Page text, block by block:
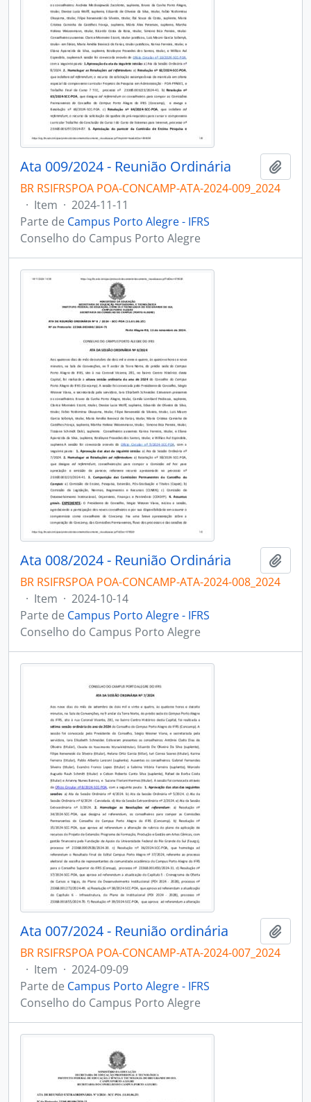
Ata 009/2024 - Reunião Ordinária
BR RSIFRSPOA POA-CONCAMP-ATA-2024-009_2024
· Item · 2024-11-11
Parte de Campus Porto Alegre - IFRS
Conselho do Campus Porto Alegre
Ata 008/2024 - Reunião Ordinária
BR RSIFRSPOA POA-CONCAMP-ATA-2024-008_2024
· Item · 2024-10-14
Parte de Campus Porto Alegre - IFRS
Conselho do Campus Porto Alegre
Ata 007/2024 - Reunião ordinária
BR RSIFRSPOA POA-CONCAMP-ATA-2024-007_2024
· Item · 2024-09-09
Parte de Campus Porto Alegre - IFRS
Conselho do Campus Porto Alegre